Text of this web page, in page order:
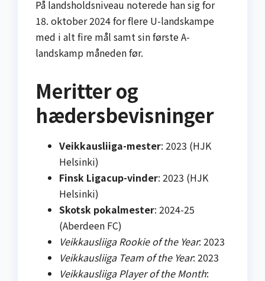
På landsholdsniveau noterede han sig for
18. oktober 2024 for flere U-landskampe
med i alt fire mål samt sin første A-
landskamp måneden før.
Meritter og
hædersbevisninger
Veikkausliiga-mester: 2023 (HJK
Helsinki)
Finsk Liga­cup-vinder: 2023 (HJK
Helsinki)
Skotsk pokalmester: 2024-25
(Aberdeen FC)
Veikkausliiga Rookie of the Year: 2023
Veikkausliiga Team of the Year: 2023
Veikkausliiga Player of the Month: